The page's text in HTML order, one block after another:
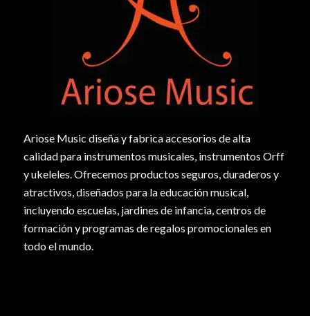
Ariose Music diseña y fabrica accesorios de alta
calidad para instrumentos musicales, instrumentos Orff
y ukeleles. Ofrecemos productos seguros, duraderos y
atractivos, diseñados para la educación musical,
incluyendo escuelas, jardines de infancia, centros de
formación y programas de regalos promocionales en
todo el mundo.